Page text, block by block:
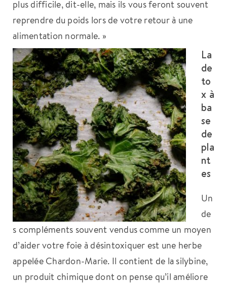
plus difficile, dit-elle, mais ils vous feront souvent
reprendre du poids lors de votre retour à une
alimentation normale. »
La
de
to
x à
ba
se
de
pla
nt
es
Un
de
s compléments souvent vendus comme un moyen
d’aider votre foie à désintoxiquer est une herbe
appelée Chardon-Marie. Il contient de la silybine,
un produit chimique dont on pense qu’il améliore